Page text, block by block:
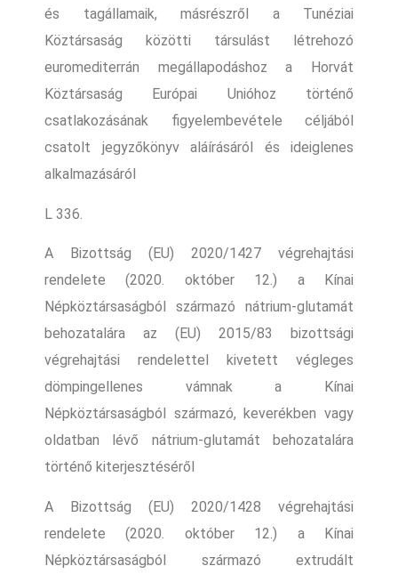
és tagállamaik, másrészről a Tunéziai
Köztársaság közötti társulást létrehozó
euromediterrán megállapodáshoz a Horvát
Köztársaság Európai Unióhoz történő
csatlakozásának figyelembevétele céljából
csatolt jegyzőkönyv aláírásáról és ideiglenes
alkalmazásáról
L 336.
A Bizottság (EU) 2020/1427 végrehajtási
rendelete (2020. október 12.) a Kínai
Népköztársaságból származó nátrium-glutamát
behozatalára az (EU) 2015/83 bizottsági
végrehajtási rendelettel kivetett végleges
dömpingellenes vámnak a Kínai
Népköztársaságból származó, keverékben vagy
oldatban lévő nátrium-glutamát behozatalára
történő kiterjesztéséről
A Bizottság (EU) 2020/1428 végrehajtási
rendelete (2020. október 12.) a Kínai
Népköztársaságból származó extrudált